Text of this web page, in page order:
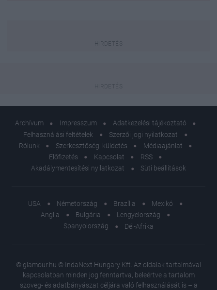
Archívum Impresszum
Adatkezelési tájékoztató
Felhasználási feltételek
Szerzői jogi nyilatkozat
Rólunk
Szerkesztőségi küldetés
Médiaajánlat
Előfizetés
Kapcsolat
RSS
Akadálymentesítési nyilatkozat
Süti beállítások
USA Németország Brazília
Mexikó
Anglia
Bulgária
Lengyelország
Spanyolország
Dél-Afrika
© glamour.hu © IndaNext Hungary Kft. Az oldalak tartalmával
kapcsolatban minden jog fenntartva, beleértve a tartalom
szöveg- és adatbányászat céljára való felhasználását is – a